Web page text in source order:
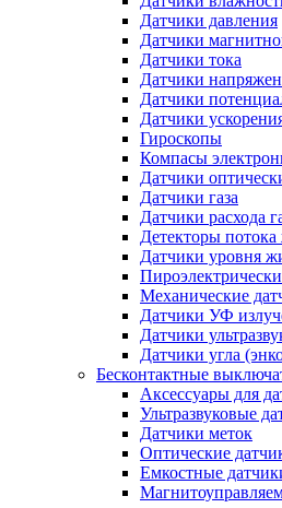
Датчики давления
Датчики
Датчики тока
Датчики
Датчики
Датчики
Гироскопы
Компасы
Датчики
Датчики газа
Датчики расхода
Детекторы потока
Датчики уровня
Механические
Датчики УФ
Датчики
Датчики угла
Бесконтактные
Аксессуары для
Ультразвуковые
Датчики меток
Оптические
Емкостные